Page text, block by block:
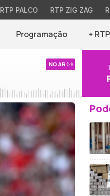
RTP PALCO RTP ZIG ZAG
Programação +
NO AR